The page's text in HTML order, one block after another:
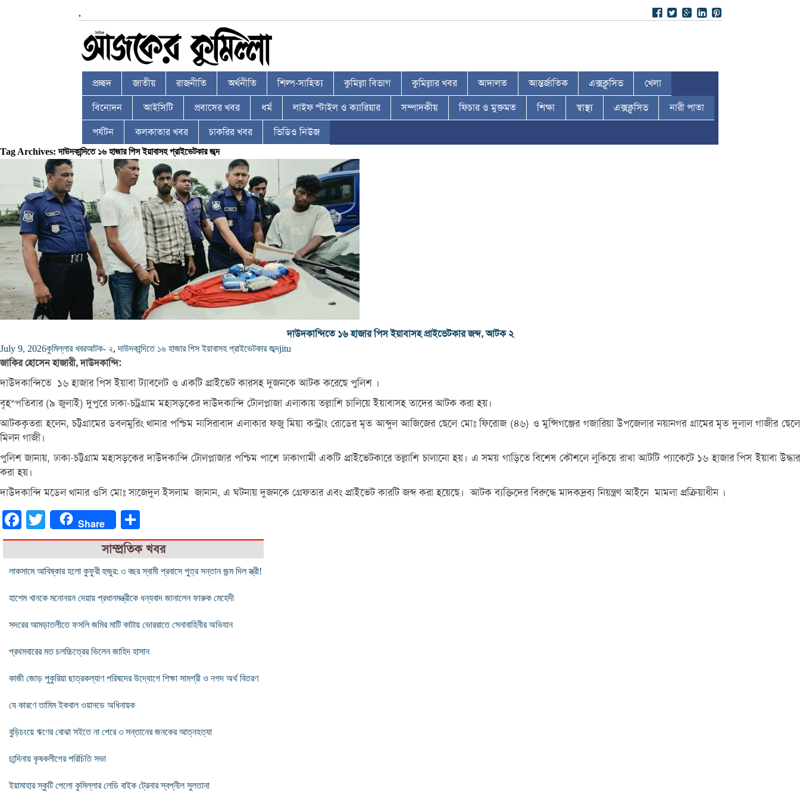
,
প্রচ্ছদ জাতীয় রাজনীতি অর্থনীতি শিল্প-সাহিত্য কুমিল্লা বিভাগ কুমিল্লার খবর আদালত আন্তর্জাতিক এক্সক্লুসিভ খেলা
বিনোদন আইসিটি প্রবাসের খবর ধর্ম লাইফ স্টাইল ও ক্যারিয়ার সম্পাদকীয় ফিচার ও মুক্তমত শিক্ষা স্বাস্থ্য এক্সক্লুসিভ নারী পাতা
পর্যটন কলকাতার খবর চাকরির খবর ভিডিও নিউজ
Tag Archives: দাউদকান্দিতে ১৬ হাজার পিস ইয়াবাসহ প্রাইভেটকার জব্দ
দাউদকান্দিতে ১৬ হাজার পিস ইয়াবাসহ প্রাইভেটকার জব্দ, আটক ২
July 9, 2026কুমিল্লার খবরআটক- ২,দাউদকান্দিতে ১৬ হাজার পিস ইয়াবাসহ প্রাইভেটকার জব্দjitu
জাকির হোসেন হাজারী, দাউদকান্দি:
দাউদকান্দিতে ১৬ হাজার পিস ইয়াবা ট্যাবলেট ও একটি প্রাইভেট কারসহ দুজনকে আটক করেছে পুলিশ ।
বৃহস্পতিবার (৯ জুলাই) দুপুরে ঢাকা-চট্রগ্রাম মহাসড়কের দাউদকান্দি টোলপ্লাজা এলাকায় তল্লাশি চালিয়ে ইয়াবাসহ তাদের আটক করা হয়।
আটককৃতরা হলেন, চট্টগ্রামের ডবলমুরিং থানার পশ্চিম নাসিরাবাদ এলাকার ফজু মিয়া কন্ট্রাং রোডের মৃত আব্দুল আজিজের ছেলে মোঃ ফিরোজ (৪৬) ও মুন্সিগঞ্জের গজারিয়া উপজেলার নয়ানগর গ্রামের মৃত দুলাল গাজীর ছেলে
মিলন গাজী।
পুলিশ জানায়, ঢাকা-চট্টগ্রাম মহাসড়কের দাউদকান্দি টোলপ্লাজার পশ্চিম পাশে ঢাকাগামী একটি প্রাইভেটকারে তল্লাশি চালানো হয়। এ সময় গাড়িতে বিশেষ কৌশলে লুকিয়ে রাখা আটটি প্যাকেটে ১৬ হাজার পিস ইয়াবা উদ্ধার
করা হয়।
দাউদকান্দি মডেল থানার ওসি মোঃ সাজেদুল ইসলাম জানান, এ ঘটনায় দুজনকে গ্রেফতার এবং প্রাইভেট কারটি জব্দ করা হয়েছে। আটক ব্যক্তিদের বিরুদ্ধে মাদকদ্রব্য নিয়ন্ত্রণ আইনে মামলা প্রক্রিয়াধীন ।
FacebookTwitter Share
সাম্প্রতিক খবর
লাকসামে আবিষ্কার হলো কুফুরী হুজুর: ৩ বছর স্বামী প্রবাসে পুত্র সন্তান জন্ম দিল স্ত্রী!
হাশেম খানকে মনোনয়ন দেয়ায় প্রধানমন্ত্রীকে ধন্যবাদ জানালেন ফারুক মেহেদী
সদরের আমড়াতলীতে ফসলি জমির মাটি কাটায় ভোররাতে সেনাবাহিনীর অভিযান
প্রথমবারের মত চলচ্চিত্রের ভিলেন জাহিদ হাসান
কাজী জোড় পুকুরিয়া ছাত্রকল্যাণ পরিষদের উদ্যোগে শিক্ষা সামগ্রী ও নগদ অর্থ বিতরণ
যে কারণে তামিম ইকবাল ওয়ানডে অধিনায়ক
বুড়িচংয়ে ঋণের বোঝা সইতে না পেরে ৩ সন্তানের জনকের আত্নহত্যা
চান্দিনায় কৃষকলীগের পরিচিতি সভা
ইয়ামাহার স্কুটি পেলো কুমিল্লার লেডি বাইক ট্রেনার স্বপ্নীল সুলতানা